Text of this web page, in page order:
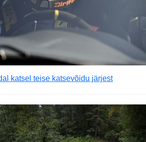
katsel teise katsevõidu järjest